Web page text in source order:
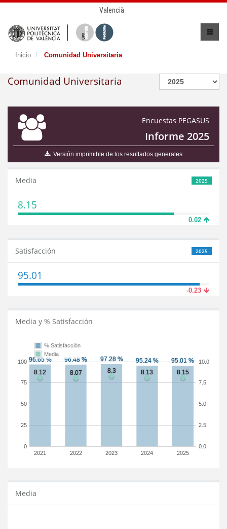
Valencià
Inicio Comunidad Universitaria
Comunidad Universitaria
Encuestas PEGASUS
Informe 2025
Versión imprimible de los resultados generales
2025
Media
8.15
0.02
2025
Satisfacción
95.01
-0.23
Media y % Satisfacción
2021 2022 2023 2024 2025
0
25
50
75
100
0.0
2.5
5.0
7.5
10.0
% Satisfacción
Media
Media